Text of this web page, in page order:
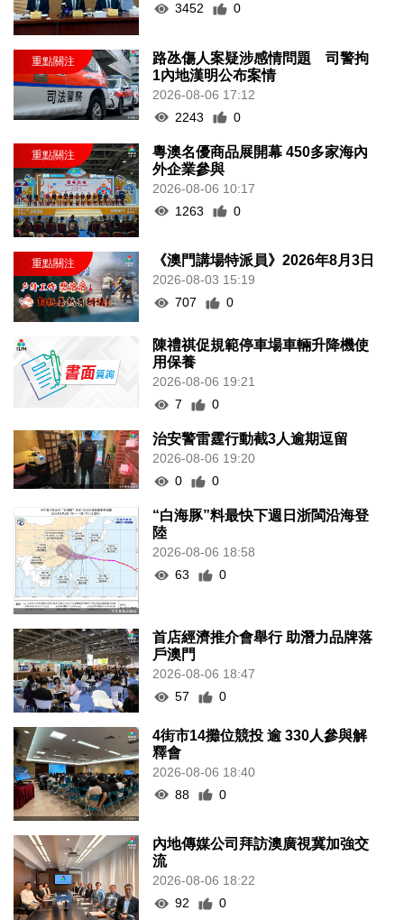
3452
0
路氹傷人案疑涉感情問題 司警拘
1內地漢明公布案情
2026-08-06 17:12
2243
0
粵澳名優商品展開幕 450多家海內
外企業參與
2026-08-06 10:17
1263
0
《澳門講場特派員》2026年8月3日
2026-08-03 15:19
707
0
陳禮祺促規範停車場車輛升降機使
用保養
2026-08-06 19:21
7
0
治安警雷霆行動截3人逾期逗留
2026-08-06 19:20
0
0
“白海豚”料最快下週日浙閩沿海登
陸
2026-08-06 18:58
63
0
首店經濟推介會舉行 助潛力品牌落
戶澳門
2026-08-06 18:47
57
0
4街市14攤位競投 逾 330人參與解
釋會
2026-08-06 18:40
88
0
內地傳媒公司拜訪澳廣視冀加強交
流
2026-08-06 18:22
92
0